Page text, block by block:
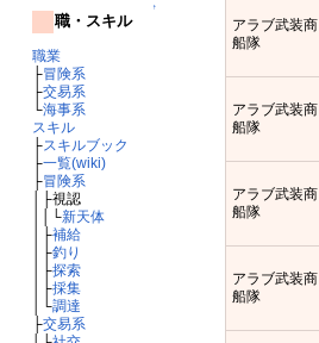
↑
職・スキル
職業
├冒険系
├交易系
└海事系
スキル
├スキルブック
├一覧(wiki)
├冒険系
│├視認
││└新天体
│├補給
│├釣り
│├探索
│├採集
│└調達
├交易系
アラブ武装商
船隊
アラブ武装商
船隊
アラブ武装商
船隊
アラブ武装商
船隊